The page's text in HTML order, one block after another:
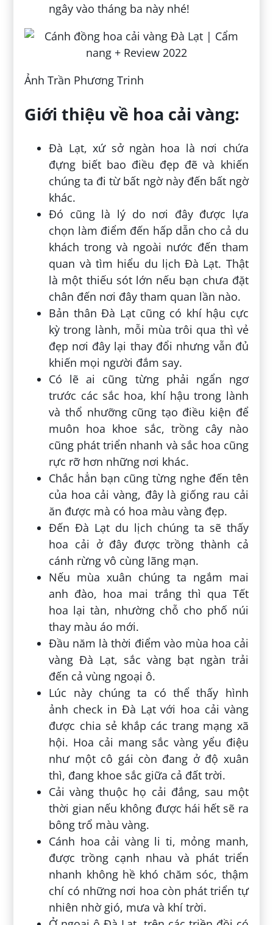
ngây vào tháng ba này nhé!
Ảnh Trần Phương Trinh
Giới thiệu về hoa cải vàng:
Đà Lạt, xứ sở ngàn hoa là nơi chứa
đựng biết bao điều đẹp đẽ và khiến
chúng ta đi từ bất ngờ này đến bất ngờ
khác.
Đó cũng là lý do nơi đây được lựa
chọn làm điểm đến hấp dẫn cho cả du
khách trong và ngoài nước đến tham
quan và tìm hiểu du lịch Đà Lạt. Thật
là một thiếu sót lớn nếu bạn chưa đặt
chân đến nơi đây tham quan lần nào.
Bản thân Đà Lạt cũng có khí hậu cực
kỳ trong lành, mỗi mùa trôi qua thì vẻ
đẹp nơi đây lại thay đổi nhưng vẫn đủ
khiến mọi người đắm say.
Có lẽ ai cũng từng phải ngẩn ngơ
trước các sắc hoa, khí hậu trong lành
và thổ nhưỡng cũng tạo điều kiện để
muôn hoa khoe sắc, trồng cây nào
cũng phát triển nhanh và sắc hoa cũng
rực rỡ hơn những nơi khác.
Chắc hẳn bạn cũng từng nghe đến tên
của hoa cải vàng, đây là giống rau cải
ăn được mà có hoa màu vàng đẹp.
Đến Đà Lạt du lịch chúng ta sẽ thấy
hoa cải ở đây được trồng thành cả
cánh rừng vô cùng lãng mạn.
Nếu mùa xuân chúng ta ngắm mai
anh đào, hoa mai trắng thì qua Tết
hoa lại tàn, nhường chỗ cho phố núi
thay màu áo mới.
Đầu năm là thời điểm vào mùa hoa cải
vàng Đà Lạt, sắc vàng bạt ngàn trải
đến cả vùng ngoại ô.
Lúc này chúng ta có thể thấy hình
ảnh check in Đà Lạt với hoa cải vàng
được chia sẻ khắp các trang mạng xã
hội. Hoa cải mang sắc vàng yểu điệu
như một cô gái còn đang ở độ xuân
thì, đang khoe sắc giữa cả đất trời.
Cải vàng thuộc họ cải đắng, sau một
thời gian nếu không được hái hết sẽ ra
bông trổ màu vàng.
Cánh hoa cải vàng li ti, mỏng manh,
được trồng cạnh nhau và phát triển
nhanh không hề khó chăm sóc, thậm
chí có những nơi hoa còn phát triển tự
nhiên nhờ gió, mưa và khí trời.